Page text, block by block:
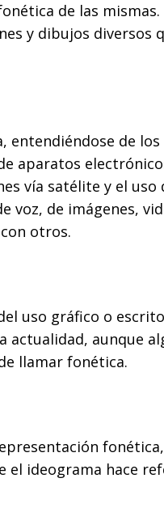
de las
y dibujos diversos
entendiéndose de
aparatos
vía satélite y el
voz, de imágenes,
otros.
uso gráfico o
actualidad, aunque
llamar fonética.
ideograma hace